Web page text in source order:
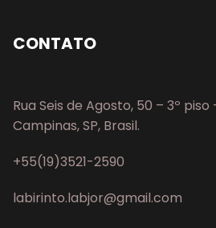
CONTATO
Rua Seis de Agosto, 50 – 3º piso
Campinas, SP, Brasil.
+55(19)3521-2590
labirinto.labjor@gmail.com